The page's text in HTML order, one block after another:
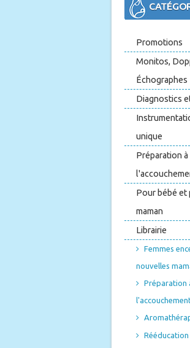
Promotions
Monitos,
Échographes
Diagnostics
unique
Préparation à
Pour bébé et
maman
Librairie
Femmes
nouvelles
Préparation